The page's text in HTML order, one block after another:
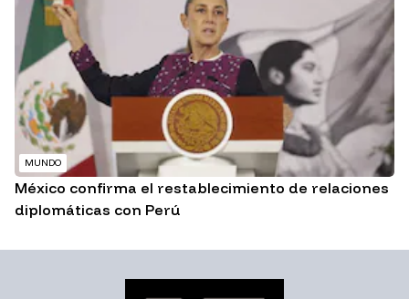
MUNDO
México confirma el restablecimiento de relaciones
diplomáticas con Perú